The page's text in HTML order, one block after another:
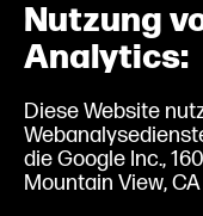
Nutzung
Analytics:
Diese Website
die Google Inc.,
Mountain View,